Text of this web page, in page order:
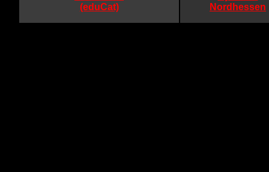
(eduCat)
Nordhessen